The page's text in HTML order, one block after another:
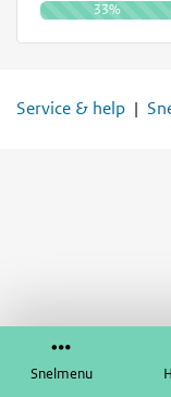
Snelmenu
33%
Service & help